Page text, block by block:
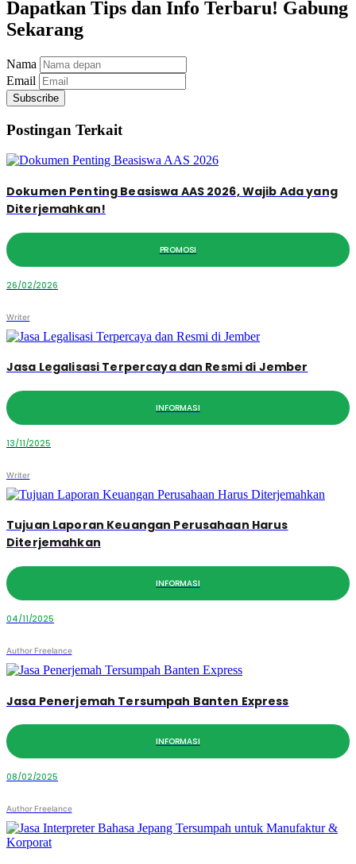
Dapatkan Tips dan Info Terbaru! Gabung
Sekarang
Nama
Email
Subscribe
Postingan Terkait
Dokumen Penting Beasiswa AAS 2026, Wajib Ada yang
Diterjemahkan!
PROMOSI
26/02/2026
Writer
Jasa Legalisasi Terpercaya dan Resmi di Jember
INFORMASI
13/11/2025
Writer
Tujuan Laporan Keuangan Perusahaan Harus
Diterjemahkan
INFORMASI
04/11/2025
Author Freelance
Jasa Penerjemah Tersumpah Banten Express
INFORMASI
08/02/2025
Author Freelance